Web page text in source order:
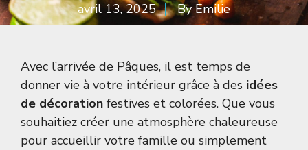
avril 13, 2025 ByEmilie
Avec l’arrivée de Pâques, il est temps de
donner vie à votre intérieur grâce à des idées
de décoration festives et colorées. Que vous
souhaitiez créer une atmosphère chaleureuse
pour accueillir votre famille ou simplement